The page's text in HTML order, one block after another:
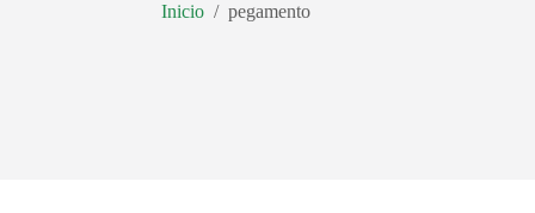
Inicio / pegamento